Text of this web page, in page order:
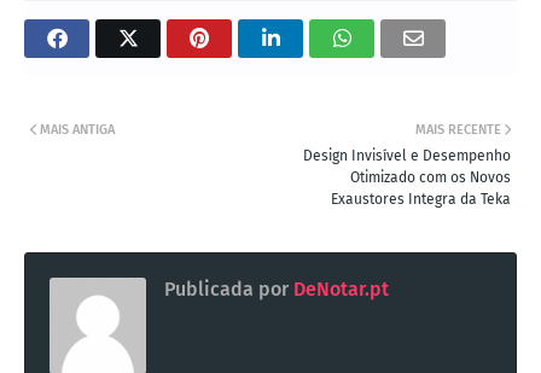
MAIS RECENTE
Design Invisível e Desempenho
Otimizado com os Novos
Exaustores Integra da Teka
MAIS ANTIGA
Publicada por DeNotar.pt